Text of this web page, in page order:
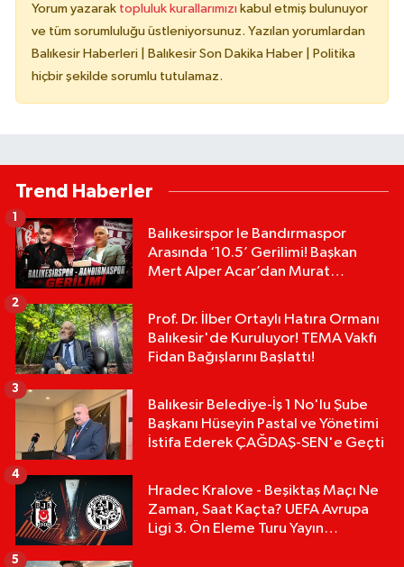
Yorum yazarak topluluk kurallarımızı kabul etmiş bulunuyor
ve tüm sorumluluğu üstleniyorsunuz. Yazılan yorumlardan
Balıkesir Haberleri | Balıkesir Son Dakika Haber | Politika
hiçbir şekilde sorumlu tutulamaz.
Trend Haberler
Balıkesirspor le Bandırmaspor
Arasında ‘10.5’ Gerilimi! Başkan
Mert Alper Acar’dan Murat
1
Prof. Dr. İlber Ortaylı Hatıra Ormanı
Balıkesir'de Kuruluyor! TEMA Vakfı
Fidan Bağışlarını Başlattı!
2
Balıkesir Belediye-İş 1 No'lu Şube
Başkanı Hüseyin Pastal ve Yönetimi
İstifa Ederek ÇAĞDAŞ-SEN'e Geçti
3
Hradec Kralove - Beşiktaş Maçı Ne
Zaman, Saat Kaçta? UEFA Avrupa
Ligi 3. Ön Eleme Turu Yayın
4
5